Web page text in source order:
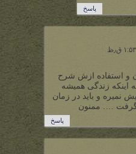
پاسخ
و استفاده ازش شرح
اینکه زندگی همیشه
نمیره و باید در زمان
گرفت …. ممنون
پاسخ